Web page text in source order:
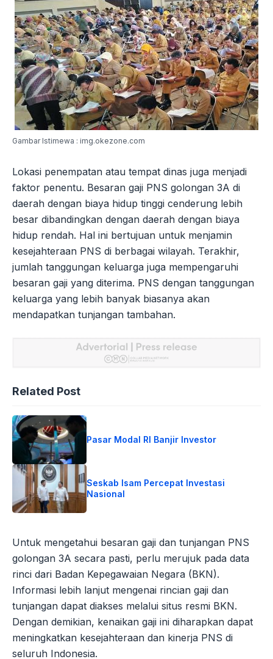
Gambar Istimewa : img.okezone.com
Lokasi penempatan atau tempat dinas juga menjadi
faktor penentu. Besaran gaji PNS golongan 3A di
daerah dengan biaya hidup tinggi cenderung lebih
besar dibandingkan dengan daerah dengan biaya
hidup rendah. Hal ini bertujuan untuk menjamin
kesejahteraan PNS di berbagai wilayah. Terakhir,
jumlah tanggungan keluarga juga mempengaruhi
besaran gaji yang diterima. PNS dengan tanggungan
keluarga yang lebih banyak biasanya akan
mendapatkan tunjangan tambahan.
Related Post
Pasar Modal RI Banjir Investor
Seskab Isam Percepat Investasi
Nasional
Untuk mengetahui besaran gaji dan tunjangan PNS
golongan 3A secara pasti, perlu merujuk pada data
rinci dari Badan Kepegawaian Negara (BKN).
Informasi lebih lanjut mengenai rincian gaji dan
tunjangan dapat diakses melalui situs resmi BKN.
Dengan demikian, kenaikan gaji ini diharapkan dapat
meningkatkan kesejahteraan dan kinerja PNS di
seluruh Indonesia.